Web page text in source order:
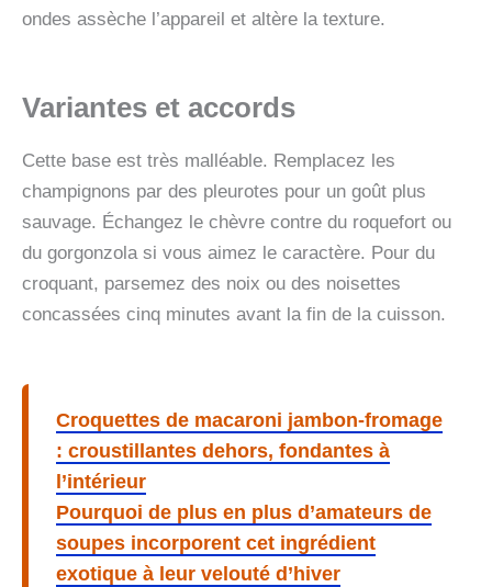
ondes assèche l’appareil et altère la texture.
Variantes et accords
Cette base est très malléable. Remplacez les
champignons par des pleurotes pour un goût plus
sauvage. Échangez le chèvre contre du roquefort ou
du gorgonzola si vous aimez le caractère. Pour du
croquant, parsemez des noix ou des noisettes
concassées cinq minutes avant la fin de la cuisson.
Croquettes de macaroni jambon-fromage
: croustillantes dehors, fondantes à
l’intérieur
Pourquoi de plus en plus d’amateurs de
soupes incorporent cet ingrédient
exotique à leur velouté d’hiver